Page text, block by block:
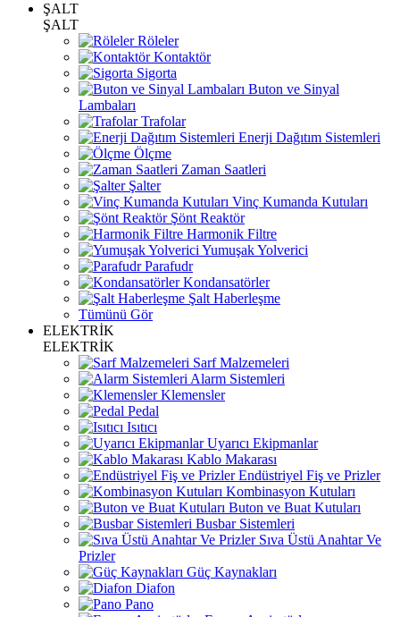
ŞALT
ŞALT
Röleler
Kontaktör
Sigorta
Buton ve Sinyal
Lambaları
Trafolar
Enerji Dağıtım Sistemleri
Ölçme
Zaman Saatleri
Şalter
Vinç Kumanda Kutuları
Şönt Reaktör
Harmonik Filtre
Yumuşak Yolverici
Parafudr
Kondansatörler
Şalt Haberleşme
Tümünü Gör
ELEKTRİK
ELEKTRİK
Sarf Malzemeleri
Alarm Sistemleri
Klemensler
Pedal
Isıtıcı
Uyarıcı Ekipmanlar
Kablo Makarası
Endüstriyel Fiş ve Prizler
Kombinasyon Kutuları
Buton ve Buat Kutuları
Busbar Sistemleri
Sıva Üstü Anahtar Ve
Prizler
Güç Kaynakları
Diafon
Pano